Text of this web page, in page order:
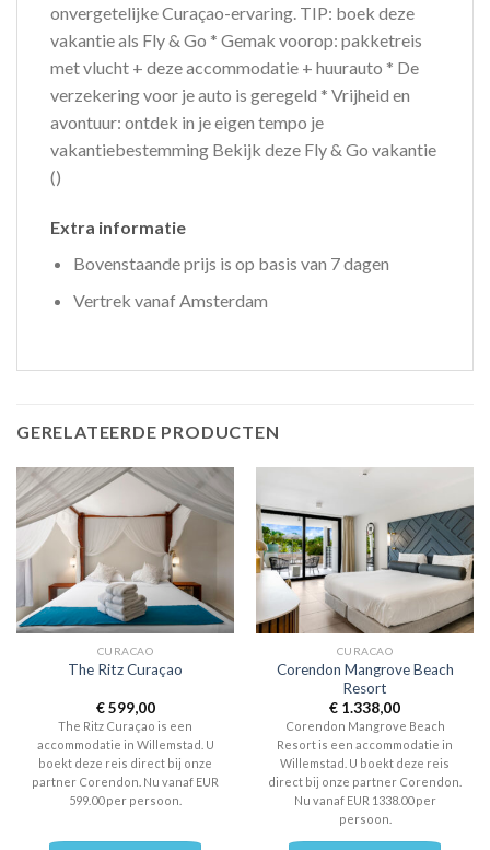
onvergetelijke Curaçao-ervaring. TIP: boek deze
vakantie als Fly & Go * Gemak voorop: pakketreis
met vlucht + deze accommodatie + huurauto * De
verzekering voor je auto is geregeld * Vrijheid en
avontuur: ontdek in je eigen tempo je
vakantiebestemming Bekijk deze Fly & Go vakantie
()
Extra informatie
Bovenstaande prijs is op basis van 7 dagen
Vertrek vanaf Amsterdam
GERELATEERDE PRODUCTEN
CURACAO
The Ritz Curaçao
€599,00
The Ritz Curaçao is een
accommodatie in Willemstad. U
boekt deze reis direct bij onze
partner Corendon. Nu vanaf EUR
599.00 per persoon.
CURACAO
Corendon Mangrove Beach
Resort
€ 1.338,00
Corendon Mangrove Beach
Resort is een accommodatie in
Willemstad. U boekt deze reis
direct bij onze partner Corendon.
Nu vanaf EUR 1338.00 per
persoon.